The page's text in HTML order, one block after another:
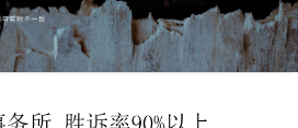
（商品房虚假宣传）商品房销
超过诉讼时效，买房人能否